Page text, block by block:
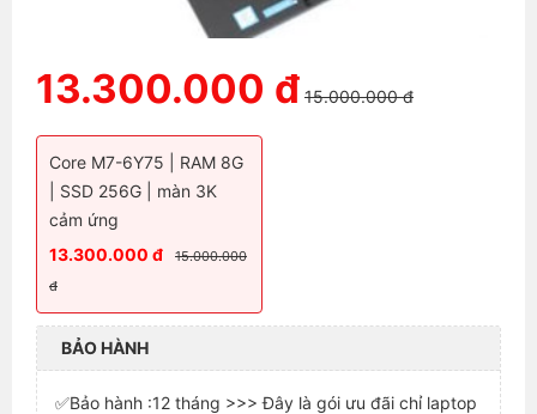
13.300.000 đ 15.000.000 đ
Core M7-6Y75 | RAM 8G
| SSD 256G | màn 3K
cảm ứng
13.300.000 đ
15.000.000
đ
BẢO HÀNH
✅Bảo hành :12 tháng >>> Đây là gói ưu đãi chỉ laptop